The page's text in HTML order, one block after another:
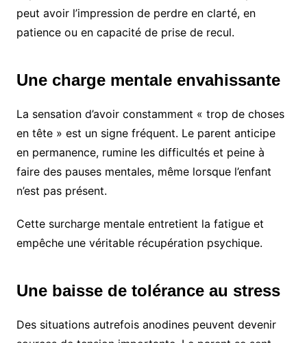
peut avoir l’impression de perdre en clarté, en
patience ou en capacité de prise de recul.
Une charge mentale envahissante
La sensation d’avoir constamment « trop de choses
en tête » est un signe fréquent. Le parent anticipe
en permanence, rumine les difficultés et peine à
faire des pauses mentales, même lorsque l’enfant
n’est pas présent.
Cette surcharge mentale entretient la fatigue et
empêche une véritable récupération psychique.
Une baisse de tolérance au stress
Des situations autrefois anodines peuvent devenir